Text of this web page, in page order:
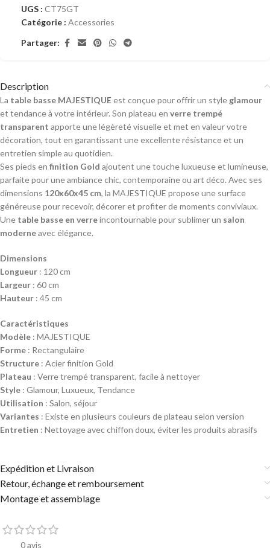
UGS : CT75GT
Catégorie : Accessories
Partager:
Description
La table basse MAJESTIQUEest conçue pour offrir un style glamour
et tendance à votre intérieur. Son plateau en verre trempé
transparent apporte une légèreté visuelle et met en valeur votre
décoration, tout en garantissant une excellente résistance et un
entretien simple au quotidien.
Ses pieds en finition Gold ajoutent une touche luxueuse et lumineuse,
parfaite pour une ambiance chic, contemporaine ou art déco. Avec ses
dimensions 120x60x45 cm, la MAJESTIQUE propose une surface
généreuse pour recevoir, décorer et profiter de moments conviviaux.
Une table basse en verreincontournable pour sublimer un salon
moderneavec élégance.
Dimensions
Longueur : 120 cm
Largeur : 60 cm
Hauteur : 45 cm
Caractéristiques
Modèle : MAJESTIQUE
Forme : Rectangulaire
Structure : Acier finition Gold
Plateau : Verre trempé transparent, facile à nettoyer
Style : Glamour, Luxueux, Tendance
Utilisation : Salon, séjour
Variantes : Existe en plusieurs couleurs de plateau selon version
Entretien : Nettoyage avec chiffon doux, éviter les produits abrasifs
Expédition et Livraison
Retour, échange et remboursement
Montage et assemblage
0 avis